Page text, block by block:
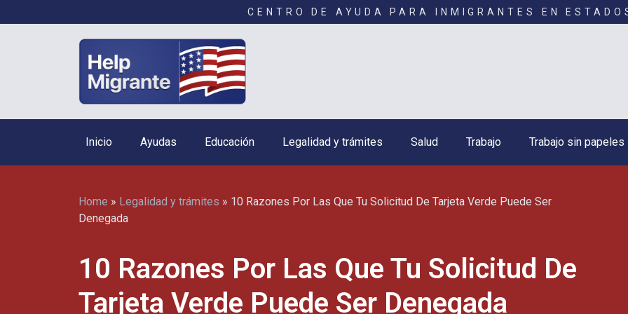
CENTRO DE AYUDA PARA INMIGRANTES EN
Inicio Ayudas Educación Legalidad y trámites Salud Trabajo Trabajo sin papeles
Home » Legalidad y trámites » 10 Razones Por Las Que Tu Solicitud De Tarjeta Verde Puede Ser
Denegada
10 Razones Por Las Que Tu Solicitud De
Tarjeta Verde Puede Ser Denegada